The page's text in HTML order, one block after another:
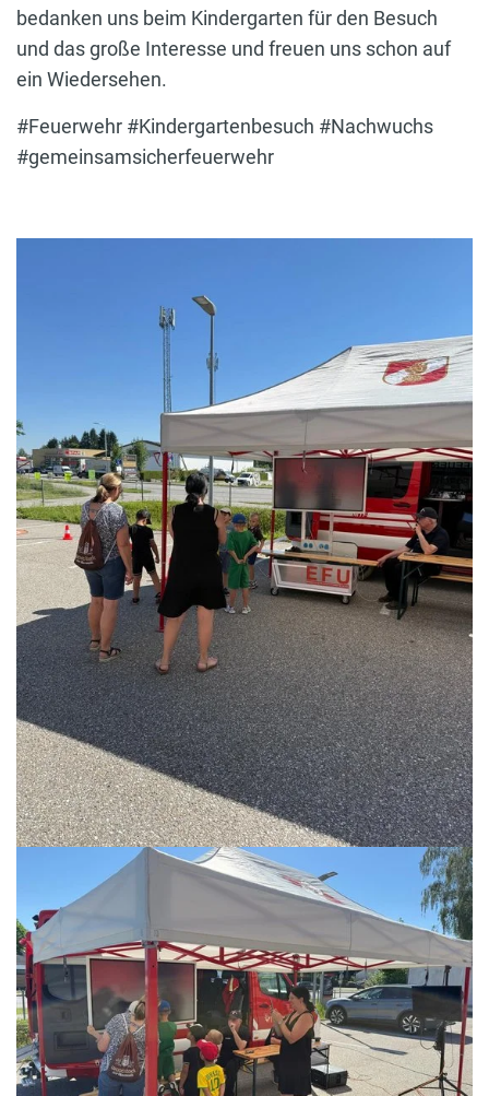
bedanken uns beim Kindergarten für den Besuch
und das große Interesse und freuen uns schon auf
ein Wiedersehen.
#Feuerwehr #Kindergartenbesuch #Nachwuchs
#gemeinsamsicherfeuerwehr